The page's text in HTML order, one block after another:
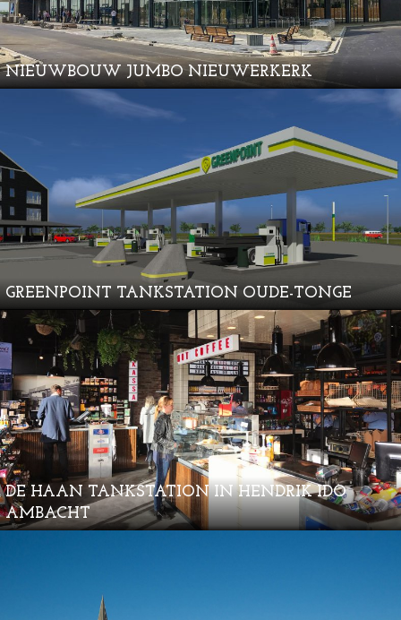
NIEUWBOUW JUMBO NIEUWERKERK
GREENPOINT TANKSTATION OUDE-TONGE
DE HAAN TANKSTATION IN HENDRIK IDO
AMBACHT